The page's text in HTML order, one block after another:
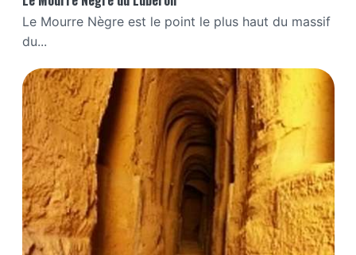
Le Mourre Nègre est le point le plus haut du massif
du...